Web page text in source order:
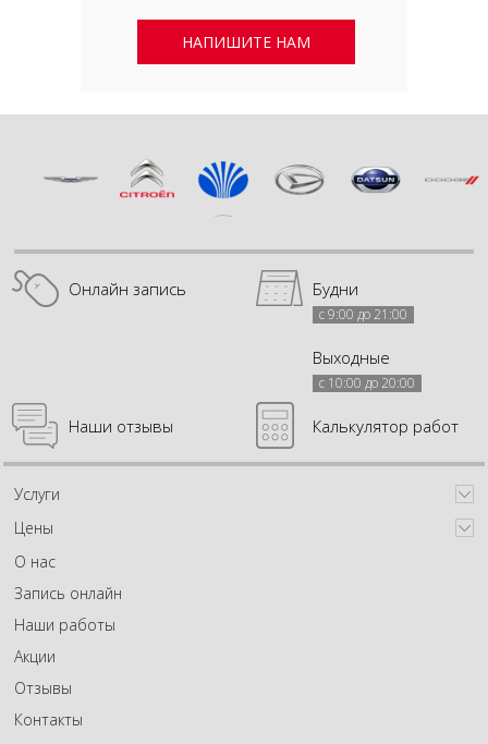
НАПИШИТЕ НАМ
Онлайн запись Будни
с 9:00 до 21:00
Выходные
с 10:00 до 20:00
Наши отзывы Калькулятор работ
Услуги
Цены
О нас
Запись онлайн
Наши работы
Акции
Отзывы
Контакты